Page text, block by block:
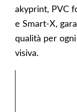
akyprint, PVC
e Smart-X,
qualità per
visiva.